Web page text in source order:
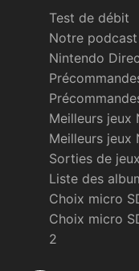
Test de débit
Notre podcast
Nintendo
Meilleurs jeux
Meilleurs jeux
Sorties de
Liste des
Choix micro
Choix micro
2